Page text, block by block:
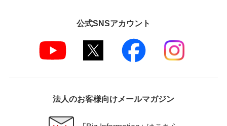
公式SNSアカウント
法人のお客様向けメールマガジン